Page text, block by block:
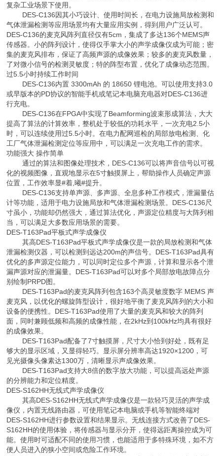
复杂工业场景下使用。
DES-C136因其小巧设计、使用时间长，在电力设施局放检测和
气体泄漏检测等应用场景均有大量应用实例，得到用户广泛认可。
DES-C136的麦克风阵列直径仅有5cm，集成了多达136个MEMS声
传感器。小的阵列设计，使得仅手掌大小的声学成像仪成为可能；密
集的麦克风排布，保证了高频声源的成像效果；较多的麦克风数量，
了对微小信号的检测灵敏度；特的阵型布置，优化了成像动态范围。
过5.5小时持续工作时间
DES-C136内置 3300mAh 的 18650 锂电池。可以使用支持3.0
或早版本的PD协议的智能手机或笔记本电脑充电器对DES-C136进
行充电。
DES-C136在FPGA中实现了Beamforming波束形成算法，大大
提高了算法的计算效率，整机处于较低的功耗水平，一次充电2.5小
时，可以连续使用过5.5小时。在电力配网巡检的局部放电检测、化
工厂气体泄漏检测定位等应用中，可以满足一次充电工作的需求。
功能强大 操作简单
通过的算法和图像处理技术，DES-C136可以将声音信号以可视
化的视频图像，直观地显示在5寸触摸屏上，帮助操作人员确定声源
位置，工作效率显#着,曦#提升。
DES-C136支持单声源、多声源、全息多种工作模式，泄漏量估
计等功能，适用于电力设施局放和气体泄漏检测场景。DES-C136尺
寸虽小，功能却仍然强大，通过算法优化，声源定位精度与大阵列相
当，可以满足大多数应用场景的需要。
DES-T163Pad平板式声学成像仪
其高DES-T163Pad平板式声学成像仪是一款的局放检测和气体
泄漏检测仪器，可以检测到远达200m的声信号。DES-T163Pad具有
优化的多声源定位能力，可以同时定位多个声源，计算和显示各个泄
漏声源对应的泄漏量。DES-T163Pad可以对多个局部放电故障点分
别绘制PRPD图。
DES-T163Pad的麦克风阵列包含163个高灵敏度数字 MEMS 声
麦克风，以优化的螺旋阵型设计，很好地平衡了麦克风阵列的大小和
设备的便携性。DES-T163Pad使用了大量的麦克风和较大的阵列
面，同时兼顾低频和高频的成像性能，在2kHz到100kHz均具有很好
的成像效果。
DES-T163Pad配备了7寸触摸屏，尺寸大小恰到好处，既有足
够大的显示区域，又显得轻巧。显示屏分辨率高达1920×1200，可
见光摄像头像素达1300万，清晰显示声成像效果。
DES-T163Pad支持大8倍的数字放大功能，可以提高远处声源
的分辨能力和定位精度。
DES-S162HH无线式声学成像仪
其高DES-S162HH无线式声学成像仪是一款轻巧灵活的声学成
像仪，内置无线路由器，可使用笔记本电脑或手机等智能终端对
DES-S162HH进行参数设置和结果显示。无线连接方式改善了DES-
S162HH的使用体验，将传感器与显示分开，使得远距离操控成为可
能。使用时可适配不同的使用习惯，也能适用于多特殊环境，如不方
便人员进入的狭小空间或危险工作环境。